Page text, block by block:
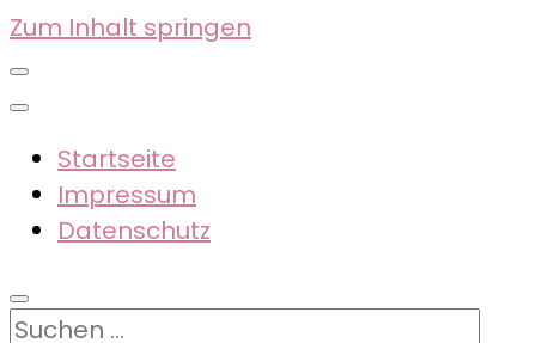
Zum Inhalt springen
Startseite
Impressum
Datenschutz
Suchen